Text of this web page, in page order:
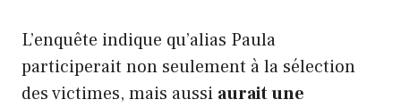
L’enquête indique qu’alias Paula
participerait non seulement à la sélection
des victimes, mais aussi aurait une